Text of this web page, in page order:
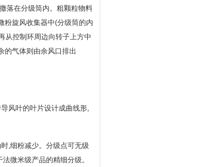
落在分级筒内。粗颗粒物料
粉旋风收集器中(分级筒的内
从控制环周边向转子上方中
的气体则由余风口排出
风叶的叶片设计成曲线形,
,细粉减少。分级点可无级
微米级产品的精细分级。